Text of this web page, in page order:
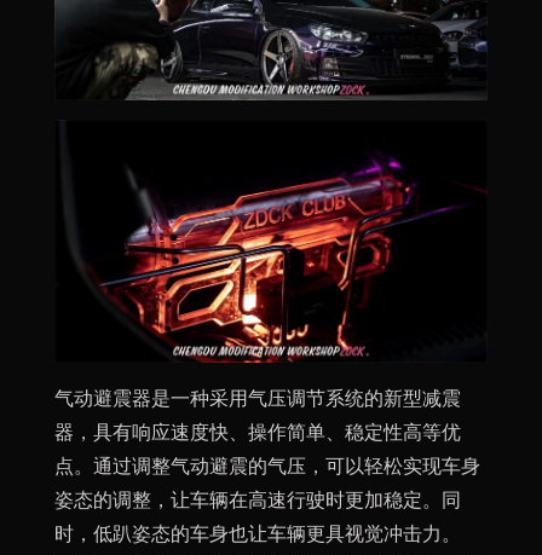
气动避震器是一种采用气压调节系统的新型减震
器，具有响应速度快、操作简单、稳定性高等优
点。通过调整气动避震的气压，可以轻松实现车身
姿态的调整，让车辆在高速行驶时更加稳定。同
时，低趴姿态的车身也让车辆更具视觉冲击力。